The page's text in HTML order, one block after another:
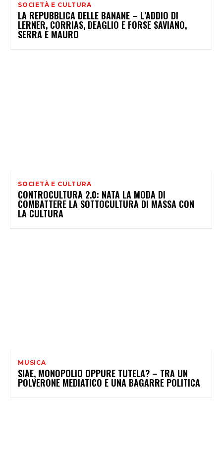
SOCIETÀ E CULTURA
LA REPUBBLICA DELLE BANANE – L’ADDIO DI
LERNER, CORRIAS, DEAGLIO E FORSE SAVIANO,
SERRA E MAURO
SOCIETÀ E CULTURA
CONTROCULTURA 2.0: NATA LA MODA DI
COMBATTERE LA SOTTOCULTURA DI MASSA CON
LA CULTURA
MUSICA
SIAE, MONOPOLIO OPPURE TUTELA? – TRA UN
POLVERONE MEDIATICO E UNA BAGARRE POLITICA